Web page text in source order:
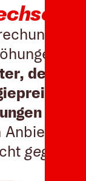
dem
und
gegen